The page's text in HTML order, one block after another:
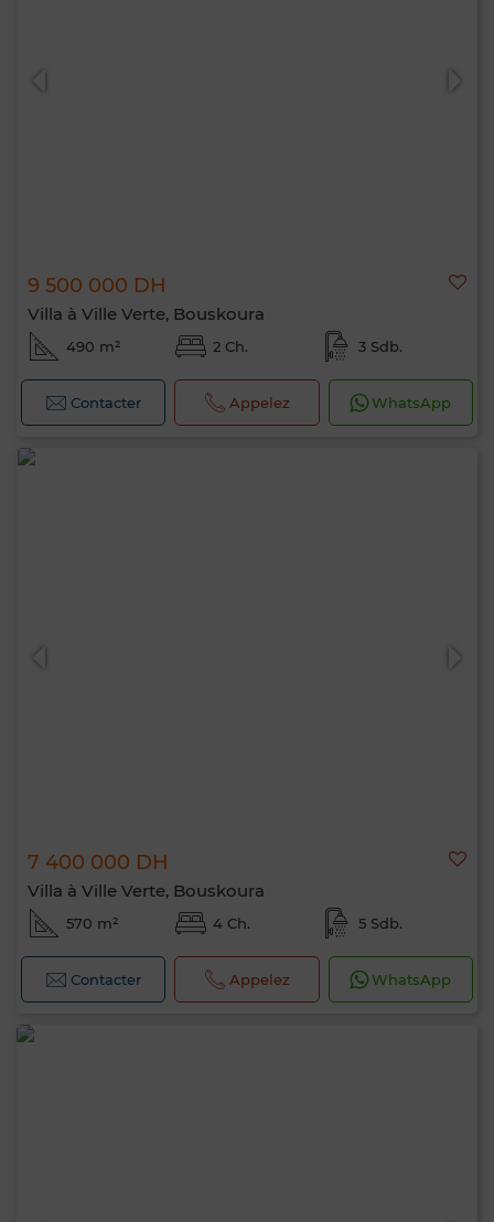
9 500 000 DH
Villa à Ville Verte, Bouskoura
490 m² 2 Ch. 3 Sdb.
Contacter Appelez WhatsApp
7 400 000 DH
Villa à Ville Verte, Bouskoura
570 m² 4 Ch. 5 Sdb.
Contacter Appelez WhatsApp